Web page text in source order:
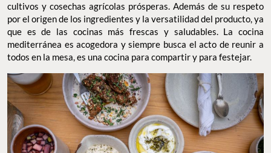
cultivos y cosechas agrícolas prósperas. Además de su respeto
por el origen de los ingredientes y la versatilidad del producto, ya
que es de las cocinas más frescas y saludables. La cocina
mediterránea es acogedora y siempre busca el acto de reunir a
todos en la mesa, es una cocina para compartir y para festejar.